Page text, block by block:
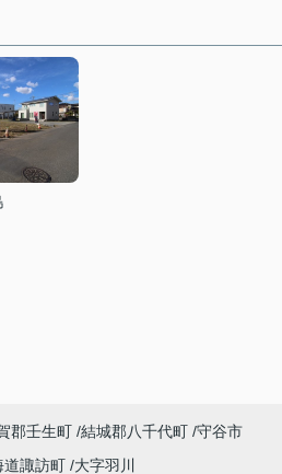
郡壬生町 結城郡八千代町 守谷市
道諏訪町 大字羽川